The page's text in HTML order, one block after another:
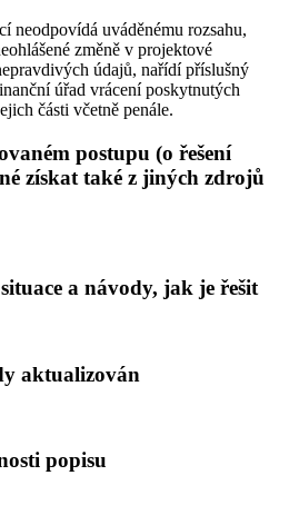
neodpovídá uváděnému rozsahu,
změně v projektové
údajů, nařídí příslušný
úřad vrácení poskytnutých
části včetně penále.
postupu (o řešení
získat také z jiných zdrojů
a návody, jak je řešit
aktualizován
popisu